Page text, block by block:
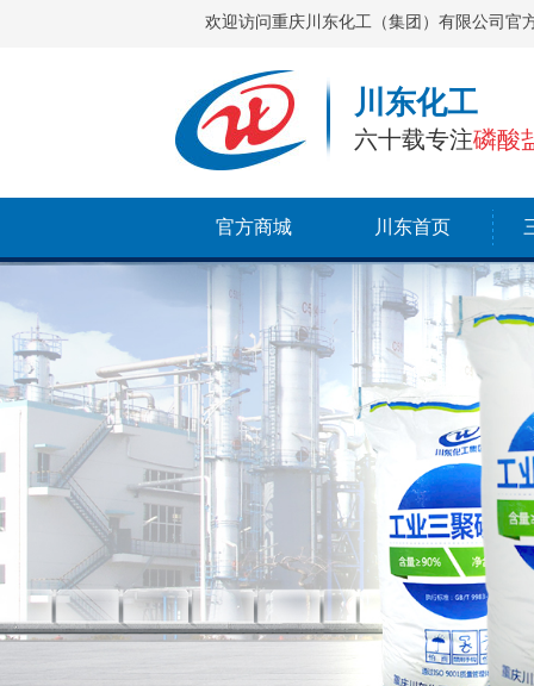
欢迎访问重庆川东化工（集团）有限公司官
川东化工
六十载专注磷酸
官方商城 川东首页